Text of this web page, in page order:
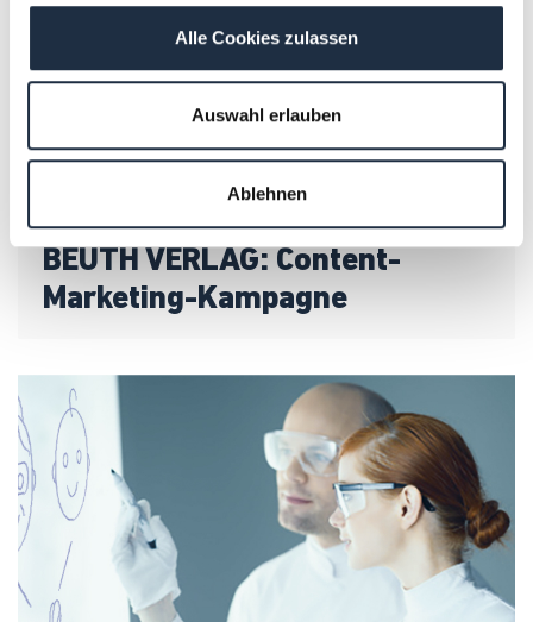
Alle Cookies zulassen
Auswahl erlauben
Ablehnen
BEUTH VERLAG: Content-
Marketing-Kampagne